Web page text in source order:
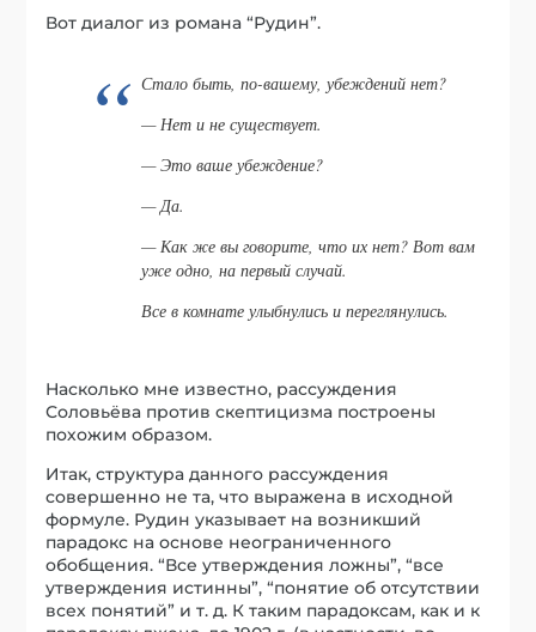
Вот диалог из романа “Рудин”.
Стало быть, по-вашему, убеждений нет?
— Нет и не существует.
— Это ваше убеждение?
— Да.
— Как же вы говорите, что их нет? Вот вам
уже одно, на первый случай.
Все в комнате улыбнулись и переглянулись.
Насколько мне известно, рассуждения
Соловьёва против скептицизма построены
похожим образом.
Итак, структура данного рассуждения
совершенно не та, что выражена в исходной
формуле. Рудин указывает на возникший
парадокс на основе неограниченного
обобщения. “Все утверждения ложны”, “все
утверждения истинны”, “понятие об отсутствии
всех понятий” и т. д. К таким парадоксам, как и к